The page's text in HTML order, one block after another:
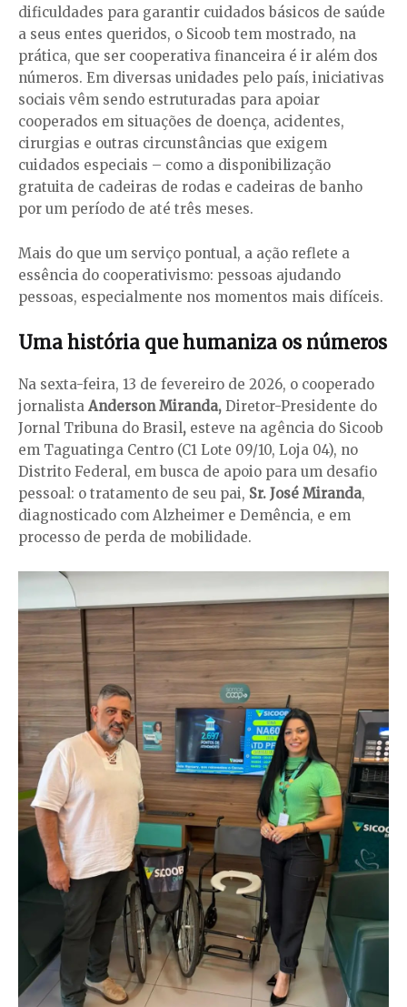
dificuldades para garantir cuidados básicos de saúde
a seus entes queridos, o Sicoob tem mostrado, na
prática, que ser cooperativa financeira é ir além dos
números. Em diversas unidades pelo país, iniciativas
sociais vêm sendo estruturadas para apoiar
cooperados em situações de doença, acidentes,
cirurgias e outras circunstâncias que exigem
cuidados especiais – como a disponibilização
gratuita de cadeiras de rodas e cadeiras de banho
por um período de até três meses.
Mais do que um serviço pontual, a ação reflete a
essência do cooperativismo: pessoas ajudando
pessoas, especialmente nos momentos mais difíceis.
Uma história que humaniza os números
Na sexta-feira, 13 de fevereiro de 2026, o cooperado
jornalista Anderson Miranda, Diretor-Presidente do
Jornal Tribuna do Brasil, esteve na agência do Sicoob
em Taguatinga Centro (C1 Lote 09/10, Loja 04), no
Distrito Federal, em busca de apoio para um desafio
pessoal: o tratamento de seu pai, Sr. José Miranda,
diagnosticado com Alzheimer e Demência, e em
processo de perda de mobilidade.